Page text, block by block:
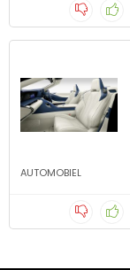
AUTOMOBIEL